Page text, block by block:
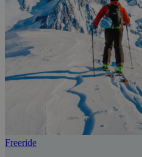
Freeride